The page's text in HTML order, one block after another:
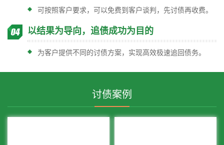
可按照客户要求，可以免费到客户谈判，先讨债再收费。
以结果为导向，追债成功为目的
为客户提供不同的讨债方案，实现高效极速追回债务。
讨债案例